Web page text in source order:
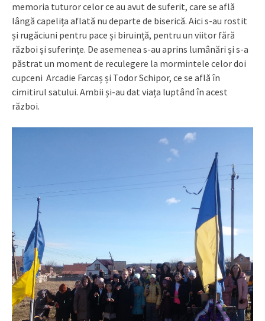
memoria tuturor celor ce au avut de suferit, care se află
lângă capelița aflată nu departe de biserică. Aici s-au rostit
și rugăciuni pentru pace și biruință, pentru un viitor fără
război și suferințe. De asemenea s-au aprins lumânări și s-a
păstrat un moment de reculegere la mormintele celor doi
cupceni Arcadie Farcaș și Todor Schipor, ce se află în
cimitirul satului. Ambii și-au dat viața luptând în acest
război.